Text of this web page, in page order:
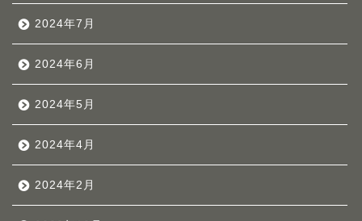
2024年7月
2024年6月
2024年5月
2024年4月
2024年2月